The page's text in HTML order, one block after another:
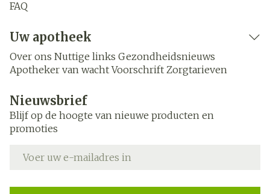
FAQ
Uw apotheek
Over ons Nuttige links Gezondheidsnieuws
Apotheker van wacht Voorschrift Zorgtarieven
Nieuwsbrief
Blijf op de hoogte van nieuwe producten en
promoties